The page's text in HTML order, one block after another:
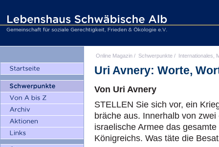
Online Magazin / Schwerpunkte / Internationales,
Uri Avnery: Worte,
Von Uri Avnery
STELLEN Sie sich vor, ein
bräche aus. Innerhalb von
israelische Armee das
Königreichs. Was täte die